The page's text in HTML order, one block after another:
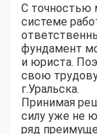
С точностью
системе
фундамент
и юриста.
свою
г.Уральска.
Принимая
силу уже не
ряд